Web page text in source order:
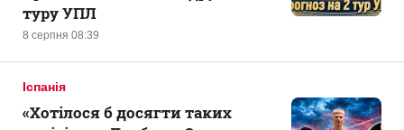
8 серпня 08:39
туру УПЛ
Іспанія
«Хотілося б досягти таких